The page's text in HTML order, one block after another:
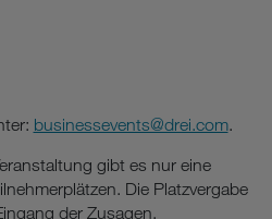
businessevents@drei.com.
gibt es nur eine
Die Platzvergabe
der Zusagen.